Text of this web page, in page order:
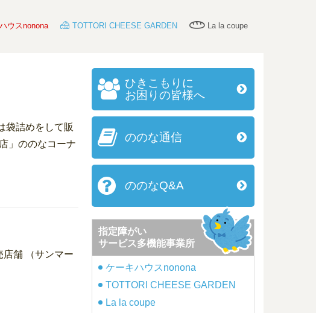
ウスnonona TOTTORI CHEESE GARDEN La la coupe
袋詰めをして販
」ののなコーナ
舗 （サンマー
ひきこもりに
お困りの皆様へ
ののな通信
ののなQ&A
指定障がい
サービス多機能事業所
ケーキハウスnonona
TOTTORI CHEESE GARDEN
La la coupe